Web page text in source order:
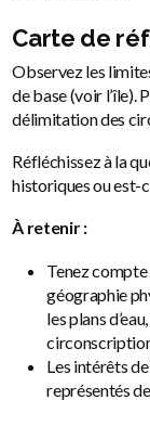
Carte de
Observez les
de base (voir l’île).
délimitation des
Réfléchissez à la
historiques ou est-
À retenir :
Tenez
géographie
les plans
Les intérêts
représentés